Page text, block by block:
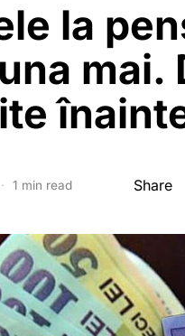
la
mai.
1 min read Share